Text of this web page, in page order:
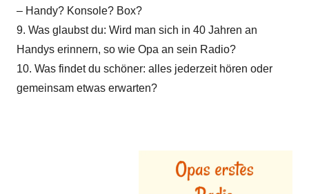
– Handy? Konsole? Box?
9. Was glaubst du: Wird man sich in 40 Jahren an
Handys erinnern, so wie Opa an sein Radio?
10. Was findet du schöner: alles jederzeit hören oder
gemeinsam etwas erwarten?